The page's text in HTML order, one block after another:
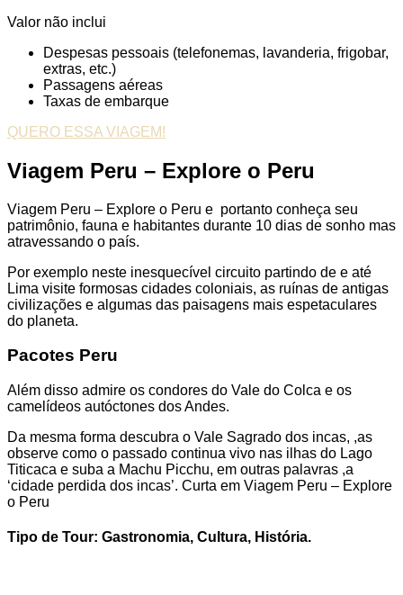
Valor não inclui
Despesas pessoais (telefonemas, lavanderia, frigobar,
extras, etc.)
Passagens aéreas
Taxas de embarque
QUERO ESSA VIAGEM!
Viagem Peru – Explore o Peru
Viagem Peru – Explore o Peru e portanto conheça seu
patrimônio, fauna e habitantes durante 10 dias de sonho mas
atravessando o país.
Por exemplo neste inesquecível circuito partindo de e até
Lima visite formosas cidades coloniais, as ruínas de antigas
civilizações e algumas das paisagens mais espetaculares
do planeta.
Pacotes Peru
Além disso admire os condores do Vale do Colca e os
camelídeos autóctones dos Andes.
Da mesma forma descubra o Vale Sagrado dos incas, ,as
observe como o passado continua vivo nas ilhas do Lago
Titicaca e suba a Machu Picchu, em outras palavras ,a
‘cidade perdida dos incas’. Curta em Viagem Peru – Explore
o Peru
Tipo de Tour: Gastronomia, Cultura, História.